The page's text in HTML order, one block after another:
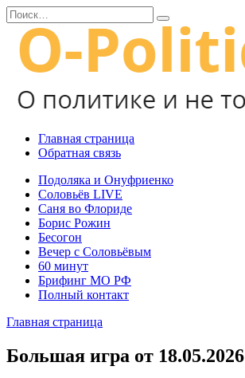
Перейти
к
содержанию
Search
for:
Главная страница
Обратная связь
Подоляка и Онуфриенко
Соловьёв LIVE
Саня во Флориде
Борис Рожин
Бесогон
Вечер с Соловьёвым
60 минут
Брифинг МО РФ
Полный контакт
Главная страница
Большая игра от 18.05.2026